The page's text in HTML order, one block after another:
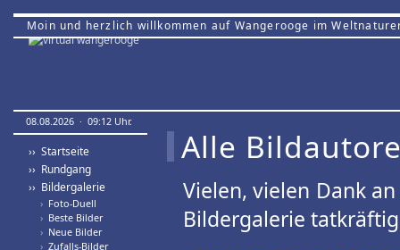
Moin und herzlich willkommen auf Wangerooge im
08.08.2026 · 09:12 Uhr.
›› Startseite
›› Rundgang
›› Bildergalerie
› Foto-Duell
› Beste Bilder
› Neue Bilder
› Zufalls-Bilder
Alle
Vielen, vielen Dank
Bildergalerie